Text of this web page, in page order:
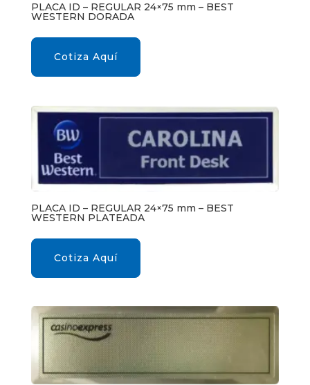
PLACA ID – REGULAR 24×75 mm – BEST
WESTERN DORADA
Cotiza Aquí
PLACA ID – REGULAR 24×75 mm – BEST
WESTERN PLATEADA
Cotiza Aquí